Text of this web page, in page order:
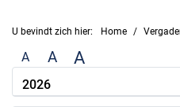
U bevindt zich hier: Home
A A A
2026